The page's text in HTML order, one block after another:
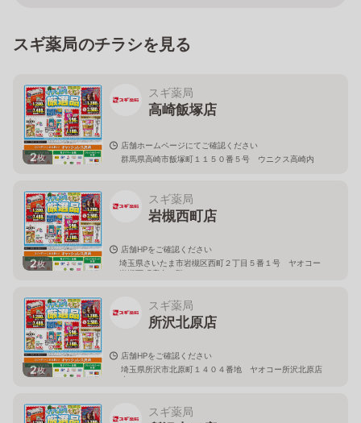
スギ薬局のチラシを見る
2枚
スギ薬局
高崎飯塚店
店舗ホームページにてご確認ください
群馬県高崎市飯塚町１１５０番５号 ウニクス高崎内
2枚
スギ薬局
岩槻西町店
店舗HPをご確認ください
埼玉県さいたま市岩槻区西町２丁目５番１号 ヤオコー
岩槻西町店内１階
2枚
スギ薬局
所沢北原店
店舗HPをご確認ください
埼玉県所沢市北原町１４０４番地 ヤオコー所沢北原店
内
スギ薬局